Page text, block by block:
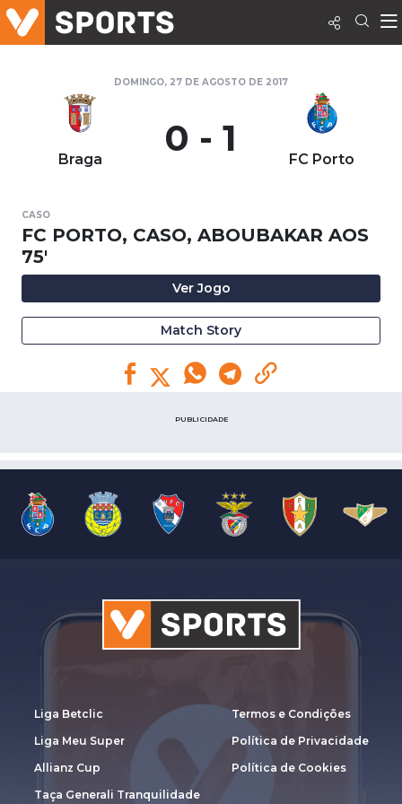
DOMINGO, 27 DE AGOSTO DE 2017
Braga 0 - 1 FC Porto
CASO
FC PORTO, CASO, ABOUBAKAR AOS
75'
Ver Jogo
Match Story
PUBLICIDADE
Liga Betclic
Liga Meu Super
Allianz Cup
Taça Generali Tranquilidade
Termos e Condições
Política de Privacidade
Política de Cookies